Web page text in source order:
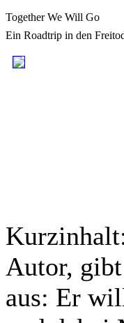
Together We Will Go
Ein Roadtrip in den
Autor,
aus: Er